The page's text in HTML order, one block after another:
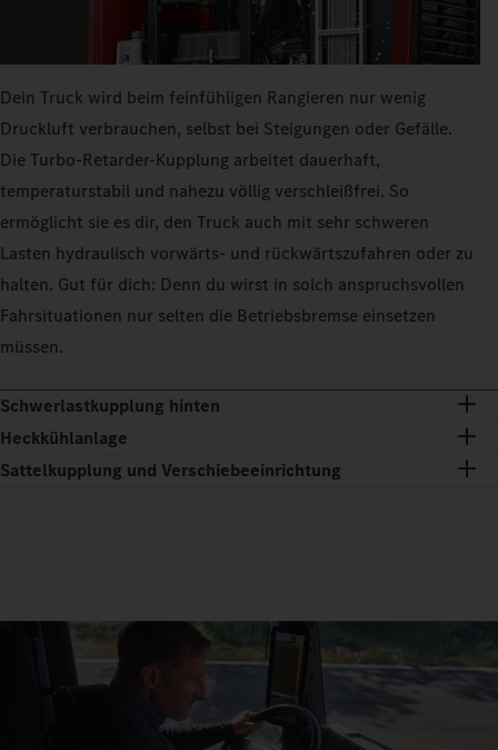
Dein Truck wird beim feinfühligen Rangieren nur wenig
Druckluft verbrauchen, selbst bei Steigungen oder Gefälle.
Die Turbo-Retarder-Kupplung arbeitet dauerhaft,
temperaturstabil und nahezu völlig verschleißfrei. So
ermöglicht sie es dir, den Truck auch mit sehr schweren
Lasten hydraulisch vorwärts- und rückwärtszufahren oder zu
halten. Gut für dich: Denn du wirst in solch anspruchsvollen
Fahrsituationen nur selten die Betriebsbremse einsetzen
müssen.
Schwerlastkupplung hinten
Heckkühlanlage
Sattelkupplung und Verschiebeeinrichtung